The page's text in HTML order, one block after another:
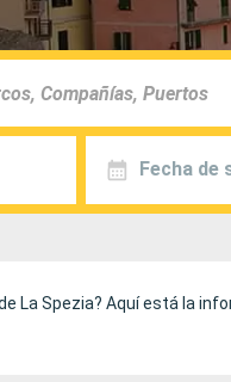
Fecha de
La Spezia? Aquí está la